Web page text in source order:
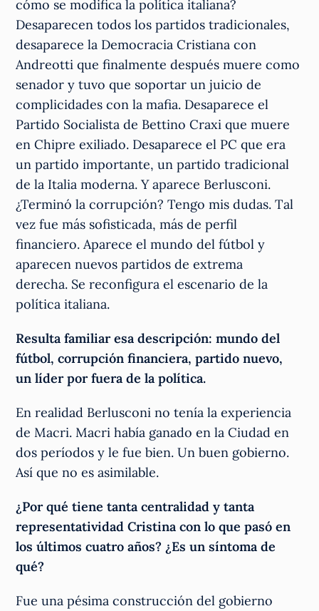
cómo se modifica la política italiana?
Desaparecen todos los partidos tradicionales,
desaparece la Democracia Cristiana con
Andreotti que finalmente después muere como
senador y tuvo que soportar un juicio de
complicidades con la mafia. Desaparece el
Partido Socialista de Bettino Craxi que muere
en Chipre exiliado. Desaparece el PC que era
un partido importante, un partido tradicional
de la Italia moderna. Y aparece Berlusconi.
¿Terminó la corrupción? Tengo mis dudas. Tal
vez fue más sofisticada, más de perfil
financiero. Aparece el mundo del fútbol y
aparecen nuevos partidos de extrema
derecha. Se reconfigura el escenario de la
política italiana.
Resulta familiar esa descripción: mundo del
fútbol, corrupción financiera, partido nuevo,
un líder por fuera de la política.
En realidad Berlusconi no tenía la experiencia
de Macri. Macri había ganado en la Ciudad en
dos períodos y le fue bien. Un buen gobierno.
Así que no es asimilable.
¿Por qué tiene tanta centralidad y tanta
representatividad Cristina con lo que pasó en
los últimos cuatro años? ¿Es un síntoma de
qué?
Fue una pésima construcción del gobierno